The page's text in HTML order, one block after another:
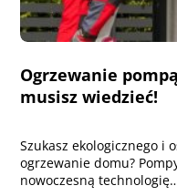
Ogrzewanie
musisz wiedzieć!
Szukasz ekologicznego i
ogrzewanie domu?
nowoczesną